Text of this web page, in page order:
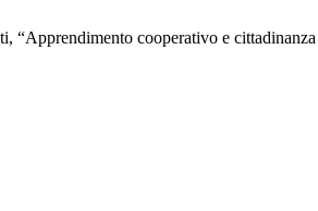
“Apprendimento cooperativo e